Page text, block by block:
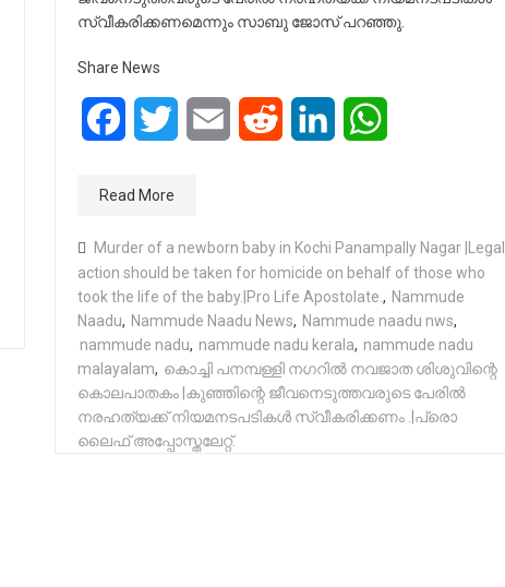
സ്വീകരിക്കണമെന്നും സാബു ജോസ് പറഞ്ഞു.
Share News
FacebookTwitter Email Reddit LinkedIn
Read More
Murder of a newborn baby in Kochi Panampally Nagar |Legal
action should be taken for homicide on behalf of those who
took the life of the baby.|Pro ​​Life Apostolate. , Nammude
Naadu, Nammude Naadu News, Nammude naadu nws,
nammude nadu, nammude nadu kerala, nammude nadu
malayalam, കൊച്ചി പനമ്പള്ളി നഗറിൽ നവജാത ശിശുവിന്റെ
കൊലപാതകം |കുഞ്ഞിന്റെ ജീവനെടുത്തവരുടെ പേരിൽ
നരഹത്യക്ക്‌ നിയമനടപടികൾ സ്വീകരിക്കണം .|പ്രൊ
ലൈഫ് അപ്പോസ്തലേറ്റ്.